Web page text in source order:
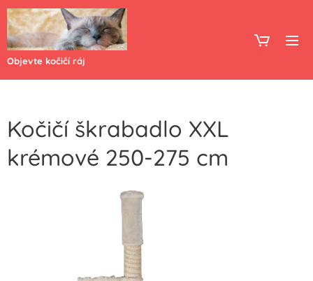
Objevte kočičí ráj
Kočičí škrabadlo XXL
krémové 250-275 cm